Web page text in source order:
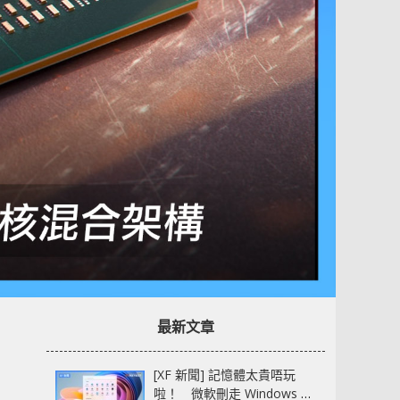
最新文章
[XF 新聞] 記憶體太貴唔玩
啦！ 微軟刪走 Windows 11